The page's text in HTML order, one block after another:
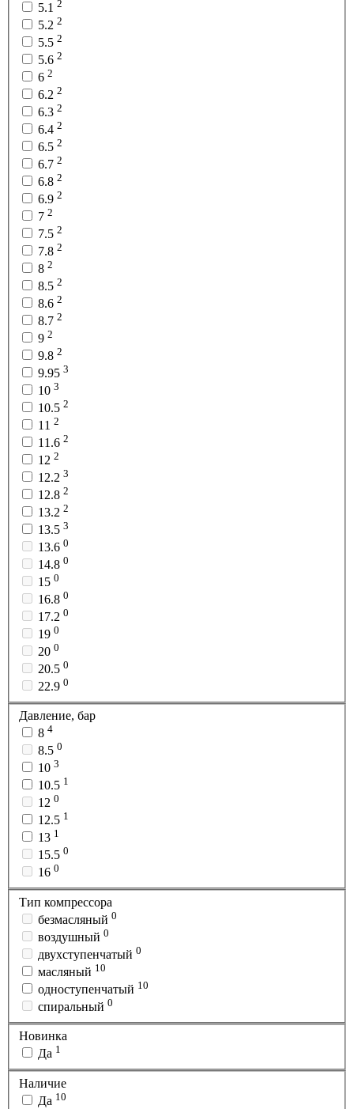
5.1 2
5.2 2
5.5 2
5.6 2
6 2
6.2 2
6.3 2
6.4 2
6.5 2
6.7 2
6.8 2
6.9 2
7 2
7.5 2
7.8 2
8 2
8.5 2
8.6 2
8.7 2
9 2
9.8 2
9.95 3
10 3
10.5 2
11 2
11.6 2
12 2
12.2 3
12.8 2
13.2 2
13.5 3
13.6 0
14.8 0
15 0
16.8 0
17.2 0
19 0
20 0
20.5 0
22.9 0
Давление, бар
8 4
8.5 0
10 3
10.5 1
12 0
12.5 1
13 1
15.5 0
16 0
Тип компрессора
безмасляный 0
воздушный 0
двухступенчатый 0
масляный 10
одноступенчатый 10
спиральный 0
Новинка
Да 1
Наличие
Да 10